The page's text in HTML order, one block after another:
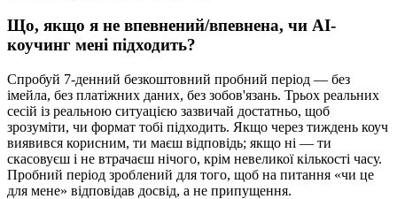
Що, якщо я не впевнений/впевнена, чи AI-
коучинг мені підходить?
Спробуй 7-денний безкоштовний пробний період — без
імейла, без платіжних даних, без зобов'язань. Трьох реальних
сесій із реальною ситуацією зазвичай достатньо, щоб
зрозуміти, чи формат тобі підходить. Якщо через тиждень коуч
виявився корисним, ти маєш відповідь; якщо ні — ти
скасовуєш і не втрачаєш нічого, крім невеликої кількості часу.
Пробний період зроблений для того, щоб на питання «чи це
для мене» відповідав досвід, а не припущення.